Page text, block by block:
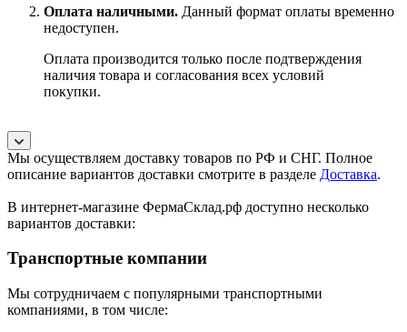
Оплата наличными. Данный формат оплаты временно
недоступен.
Оплата производится только после подтверждения
наличия товара и согласования всех условий
покупки.
Мы осуществляем доставку товаров по РФ и СНГ. Полное
описание вариантов доставки смотрите в разделе Доставка.
В интернет-магазине ФермаСклад.рф доступно несколько
вариантов доставки:
Транспортные компании
Мы сотрудничаем с популярными транспортными
компаниями, в том числе: